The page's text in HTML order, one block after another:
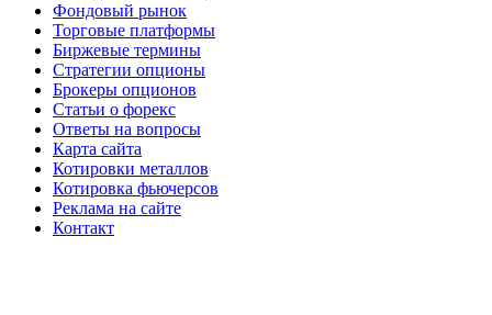
Фондовый рынок
Торговые платформы
Биржевые термины
Стратегии опционы
Брокеры опционов
Статьи о форекс
Ответы на вопросы
Карта сайта
Котировки металлов
Котировка фьючерсов
Реклама на сайте
Контакт